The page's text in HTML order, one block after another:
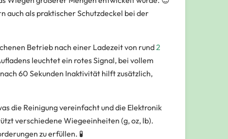
auch als praktischer Schutzdeckel bei der
Betrieb nach einer Ladezeit von rund 2
leuchtet ein rotes Signal, bei vollem
60 Sekunden Inaktivität hilft zusätzlich,
die Reinigung vereinfacht und die Elektronik
verschiedene Wiegeeinheiten (g, oz, lb).
zu erfüllen. 🧪